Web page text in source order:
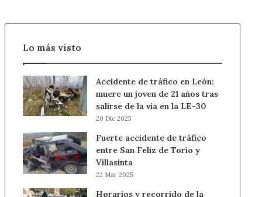
Lo más visto
Accidente de tráfico en León:
muere un joven de 21 años tras
salirse de la vía en la LE-30
20 Dic 2025
Fuerte accidente de tráfico
entre San Feliz de Torío y
Villasinta
22 Mar 2025
Horarios y recorrido de la